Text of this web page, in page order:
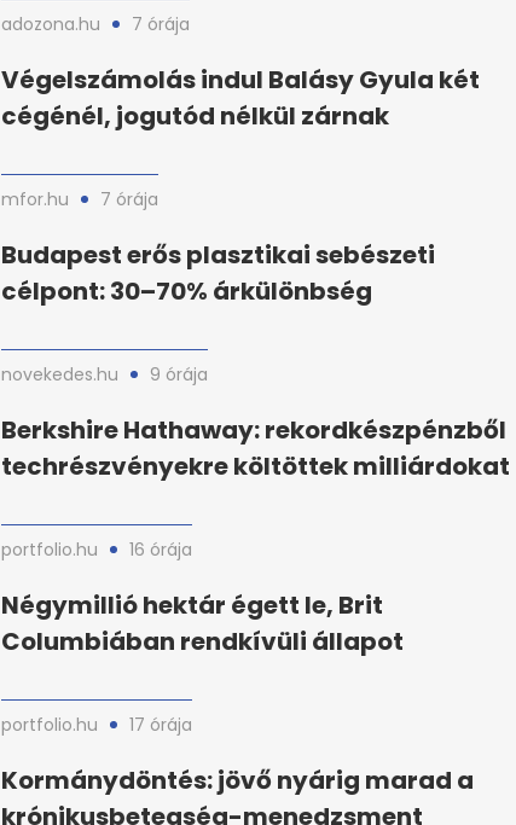
adozona.hu 7 órája
Végelszámolás indul Balásy Gyula két
cégénél, jogutód nélkül zárnak
mfor.hu 7 órája
Budapest erős plasztikai sebészeti
célpont: 30–70% árkülönbség
novekedes.hu 9 órája
Berkshire Hathaway: rekordkészpénzből
techrészvényekre költöttek milliárdokat
portfolio.hu 16 órája
Négymillió hektár égett le, Brit
Columbiában rendkívüli állapot
portfolio.hu 17 órája
Kormánydöntés: jövő nyárig marad a
krónikusbetegség-menedzsment